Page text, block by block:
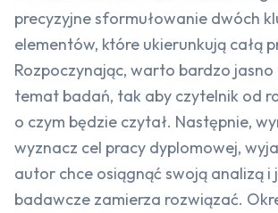
precyzyjne sformułowanie dwóch
elementów, które ukierunkują całą
Rozpoczynając, warto bardzo
temat badań, tak aby czytelnik od
o czym będzie czytał. Następnie,
wyznacz cel pracy dyplomowej,
autor chce osiągnąć swoją analizą i
badawcze zamierza rozwiązać.